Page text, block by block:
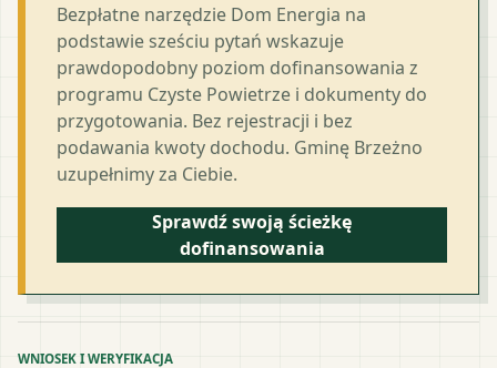
Bezpłatne narzędzie Dom Energia na
podstawie sześciu pytań wskazuje
prawdopodobny poziom dofinansowania z
programu Czyste Powietrze i dokumenty do
przygotowania. Bez rejestracji i bez
podawania kwoty dochodu. Gminę Brzeżno
uzupełnimy za Ciebie.
Sprawdź swoją ścieżkę
dofinansowania
WNIOSEK I WERYFIKACJA